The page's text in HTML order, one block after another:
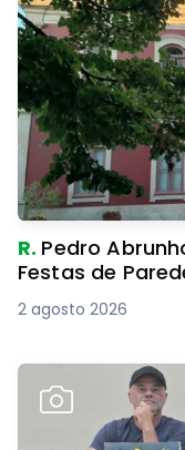
R. Pedro
Festas de
2 agosto 2026